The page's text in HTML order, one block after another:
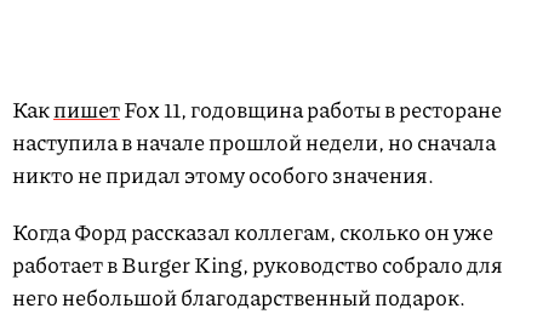
КакпишетFox 11, годовщина работы в ресторане
наступила в начале прошлой недели, но сначала
никто не придал этому особого значения.
Когда Форд рассказал коллегам, сколько он уже
работает в Burger King, руководство собрало для
него небольшой благодарственный подарок.